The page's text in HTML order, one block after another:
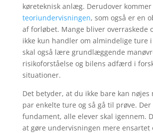
køreteknisk anlæg. Derudover kommer
teoriundervisningen, som også er en
af forløbet. Mange bliver overraskede
ikke kun handler om almindelige ture
skal også lære grundlæggende
risikoforståelse og bilens adfærd i
situationer.
Det betyder, at du ikke bare kan nøjes
par enkelte ture og så gå til prøve.
fundament, alle elever skal igennem.
at gøre undervisningen mere ensartet